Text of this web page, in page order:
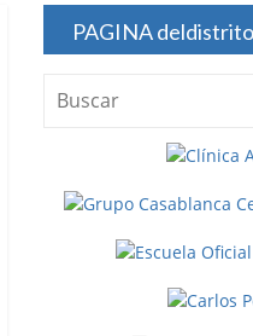
PAGINA